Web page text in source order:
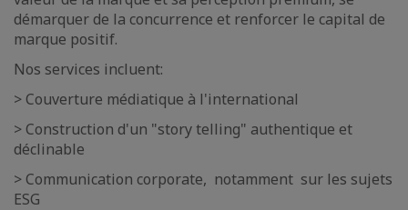
démarquer de la concurrence et renforcer le capital de
marque positif.
Nos services incluent:
> Couverture médiatique à l'international
> Construction d'un "story telling" authentique et
déclinable
> Communication corporate, notamment sur les sujets
ESG